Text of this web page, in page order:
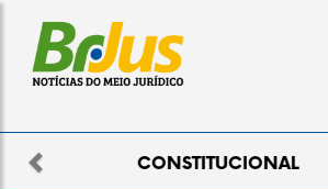
ELEITORAL
Previous